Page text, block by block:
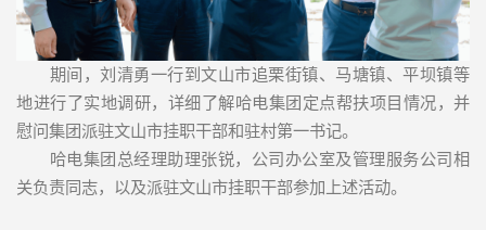
期间，刘清勇一行到文山市追栗街镇、马塘镇、平坝镇等
地进行了实地调研，详细了解哈电集团定点帮扶项目情况，并
慰问集团派驻文山市挂职干部和驻村第一书记。
哈电集团总经理助理张锐，公司办公室及管理服务公司相
关负责同志，以及派驻文山市挂职干部参加上述活动。